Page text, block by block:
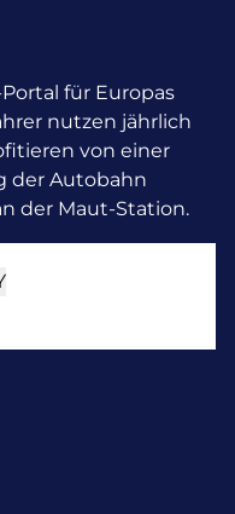
für Europas
nutzen jährlich
von einer
der Autobahn
der Maut-Station.